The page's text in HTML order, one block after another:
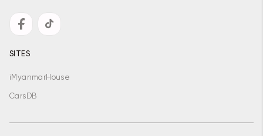
SITES
iMyanmarHouse
CarsDB